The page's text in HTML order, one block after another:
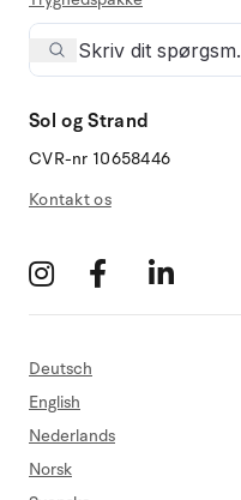
Sol og Strand
CVR-nr 10658446
Kontakt os
Deutsch
English
Nederlands
Norsk